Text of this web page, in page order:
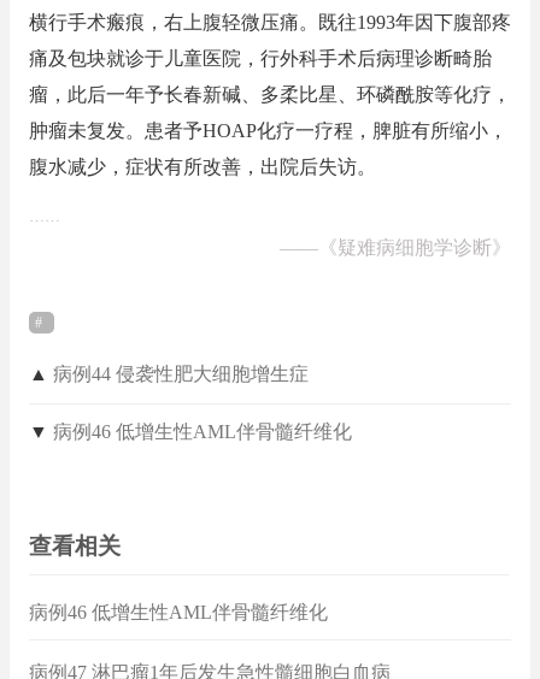
横行手术瘢痕，右上腹轻微压痛。既往1993年因下腹部疼
痛及包块就诊于儿童医院，行外科手术后病理诊断畸胎
瘤，此后一年予长春新碱、多柔比星、环磷酰胺等化疗，
肿瘤未复发。患者予HOAP化疗一疗程，脾脏有所缩小，
腹水减少，症状有所改善，出院后失访。
……
—— 《疑难病细胞学诊断》
▲ 病例44 侵袭性肥大细胞增生症
▼ 病例46 低增生性AML伴骨髓纤维化
查看相关
病例46 低增生性AML伴骨髓纤维化
病例47 淋巴瘤1年后发生急性髓细胞白血病